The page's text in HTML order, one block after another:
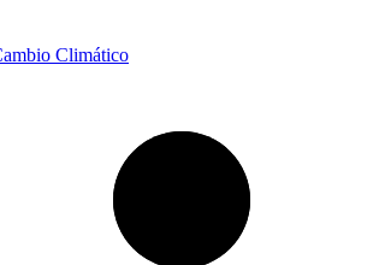
Climático